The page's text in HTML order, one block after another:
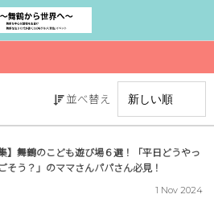
並べ替え
集】舞鶴のこども遊び場６選！「平日どうやっ
そう？」のママさんパパさん必見！
1 Nov 2024